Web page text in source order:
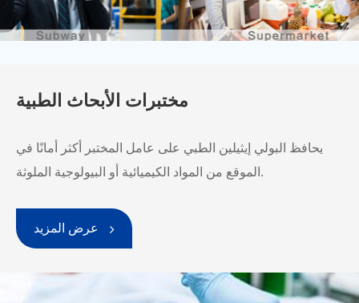
مختبرات الأبحاث الطبية
يحافظ البولي إيثيلين الطبي على عامل المختبر أكثر أمانًا في
الموقع من المواد الكيميائية أو البيولوجية الملوثة.